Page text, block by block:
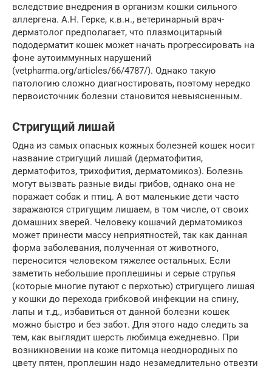
вследствие внедрения в организм кошки сильного
аллергена. А.Н. Герке, к.в.н., ветеринарный врач-
дерматолог предполагает, что плазмоцитарный
пододерматит кошек может начать прогрессировать на
фоне аутоиммунных нарушений
(vetpharma.org/articles/66/4787/). Однако такую
патологию сложно диагностировать, поэтому нередко
первоисточник болезни становится невыясненным.
Стригущий лишай
Одна из самых опасных кожных болезней кошек носит
название стригущий лишай (дерматофития,
дерматофитоз, трихофития, дерматомикоз). Болезнь
могут вызвать разные виды грибов, однако она не
поражает собак и птиц. А вот маленькие дети часто
заражаются стригущим лишаем, в том числе, от своих
домашних зверей. Человеку кошачий дерматомикоз
может принести массу неприятностей, так как данная
форма заболевания, полученная от животного,
переносится человеком тяжелее остальных. Если
заметить небольшие проплешины и серые струпья
(которые многие путают с перхотью) стригущего лишая
у кошки до перехода грибковой инфекции на спину,
лапы и т.д., избавиться от данной болезни кошек
можно быстро и без забот. Для этого надо следить за
тем, как выглядит шерсть любимца ежедневно. При
возникновении на коже питомца неоднородных по
цвету пятен, проплешин надо незамедлительно отвезти